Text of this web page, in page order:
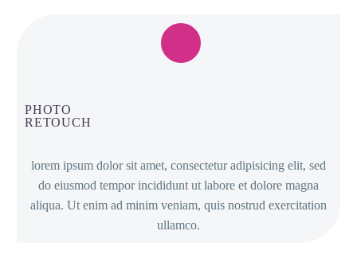
PHOTO
RETOUCH
lorem ipsum dolor sit amet, consectetur adipisicing elit, sed
do eiusmod tempor incididunt ut labore et dolore magna
aliqua. Ut enim ad minim veniam, quis nostrud exercitation
ullamco.